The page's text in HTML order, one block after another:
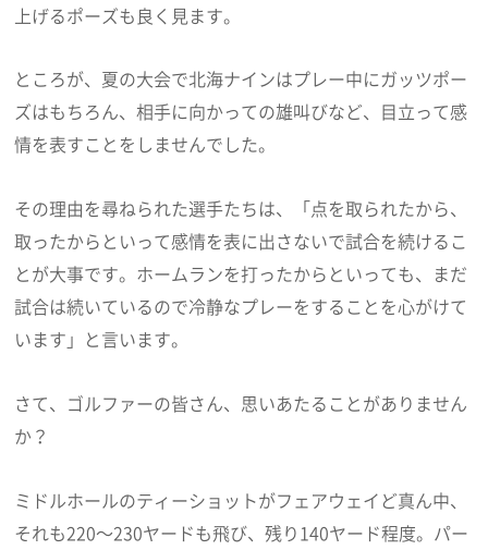
上げるポーズも良く見ます。
ところが、夏の大会で北海ナインはプレー中にガッツポー
ズはもちろん、相手に向かっての雄叫びなど、目立って感
情を表すことをしませんでした。
その理由を尋ねられた選手たちは、「点を取られたから、
取ったからといって感情を表に出さないで試合を続けるこ
とが大事です。ホームランを打ったからといっても、まだ
試合は続いているので冷静なプレーをすることを心がけて
います」と言います。
さて、ゴルファーの皆さん、思いあたることがありません
か？
ミドルホールのティーショットがフェアウェイど真ん中、
それも220～230ヤードも飛び、残り140ヤード程度。パー